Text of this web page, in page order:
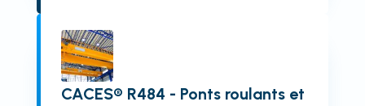
CACES® R484 - Ponts roulants et